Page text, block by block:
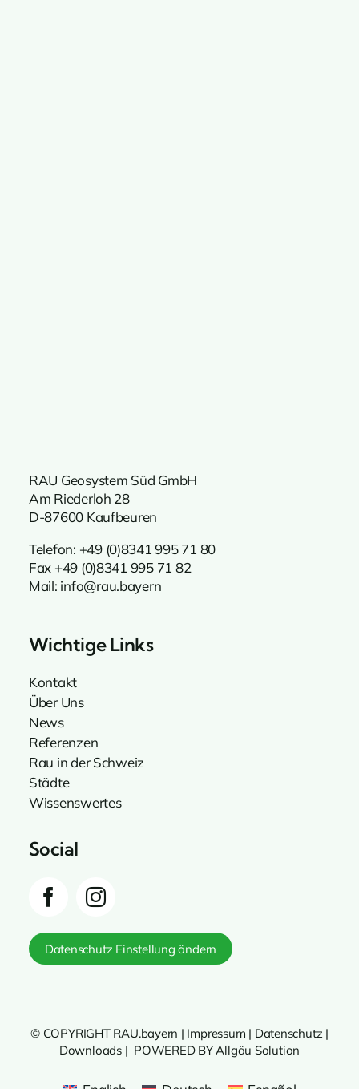
RAU Geosystem Süd GmbH
Am Riederloh 28
D-87600 Kaufbeuren
Telefon: +49 (0)8341 995 71 80
Fax +49 (0)8341 995 71 82
Mail: info@rau.bayern
Wichtige Links
Kontakt
Über Uns
News
Referenzen
Rau in der Schweiz
Städte
Wissenswertes
Social
Datenschutz Einstellung ändern
© COPYRIGHT RAU.bayern | Impressum | Datenschutz |
Downloads| POWERED BY Allgäu Solution